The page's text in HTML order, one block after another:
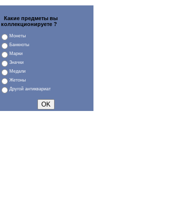
Какие предметы вы
коллекционируете ?
Монеты
Банкноты
Марки
Значки
Медали
Жетоны
Другой антиквариат